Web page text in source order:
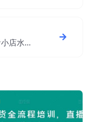
店水果